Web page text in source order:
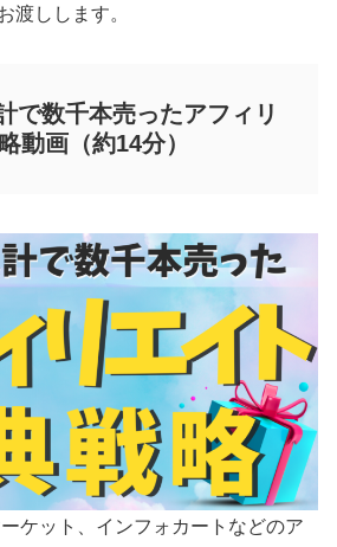
渡しします。
で数千本売ったアフィリ
動画（約14分）
ケット、インフォカートなどのア